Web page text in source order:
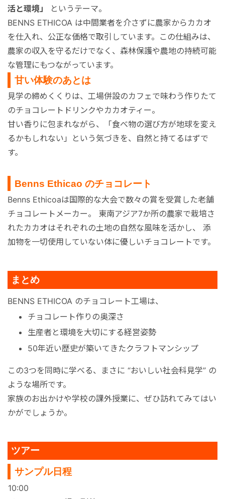
活と環境」
というテーマ。
BENNS ETHICOA は中間業者を介さずに農家からカカオ
を仕入れ、公正な価格で取引しています。この仕組みは、
農家の収入を守るだけでなく、森林保護や農地の持続可能
な管理にもつながっています。
甘い体験のあとは
見学の締めくくりは、工場併設のカフェで味わう作りたて
のチョコレートドリンクやカカオティー。
甘い香りに包まれながら、「食べ物の選び方が地球を変え
るかもしれない」という気づきを、自然と持てるはずで
す。
Benns Ethicao のチョコレート
Benns Ethicoaは国際的な大会で数々の賞を受賞した老舗
チョコレートメーカー。 東南アジア7か所の農家で栽培さ
れたカカオはそれぞれの土地の自然な風味を活かし、 添
加物を一切使用していない体に優しいチョコレートです。
まとめ
BENNS ETHICOA のチョコレート工場は、
チョコレート作りの奥深さ
生産者と環境を大切にする経営姿勢
50年近い歴史が築いてきたクラフトマンシップ
この3つを同時に学べる、まさに “おいしい社会科見学” の
ような場所です。
家族のお出かけや学校の課外授業に、ぜひ訪れてみてはい
かがでしょうか。
ツアー
サンプル日程
10:00